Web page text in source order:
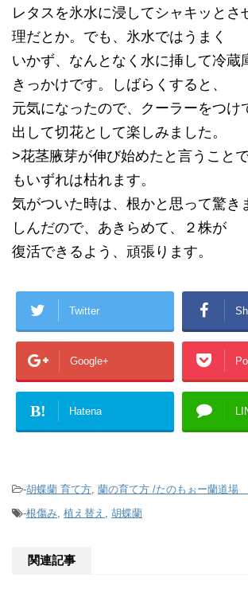
レタスを氷水に浸してシャキッとさ
理だとか。でも、氷水ではうまく
いかず、なんとなく水に挿して冷蔵
きっかけです。しばらくすると、
元気になったので、クーラーをつけ
出して切花として楽しみました。
>花茎腋芽が伸び始めたと言うこと
もいずれは枯れます。
気がついた時は、根かと思って驚き
しんだので、あきらめて、２株が
復活できるよう、頑張ります。
Twitter
Google+
B! Hatena
-胡蝶蘭 育て方, 蘭の育て方 /たのもぉー蘭道場
-根傷み, 植え替え , 胡蝶蘭
関連記事